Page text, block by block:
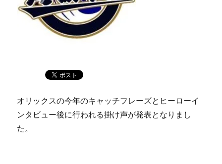
オリックスの今年のキャッチフレーズとヒーローイ
ンタビュー後に行われる掛け声が発表となりまし
た。